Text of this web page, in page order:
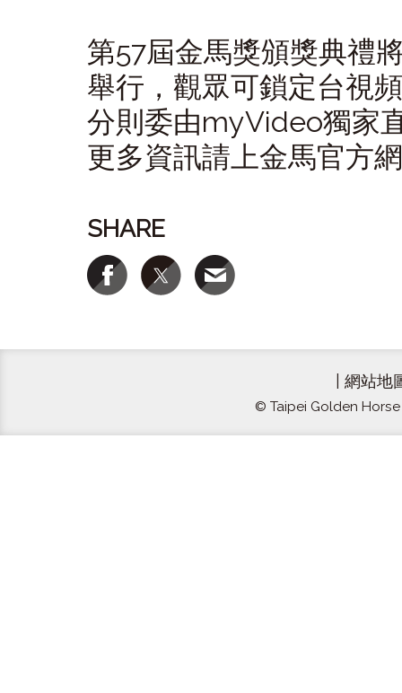
第57屆金馬獎頒獎典禮
舉行，觀眾可鎖定台視
分則委由myVideo獨家
更多資訊請上金馬官方
SHARE
網站地
© Taipei Golden